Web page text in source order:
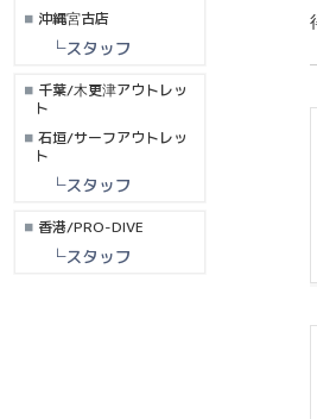
沖縄宮古店
└スタッフ
千葉/木更津アウトレッ
ト
石垣/サーフアウトレッ
ト
└スタッフ
香港/PRO-DIVE
└スタッフ